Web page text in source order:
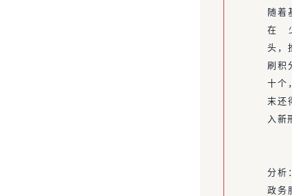
随着
在
头，
刷积
十个
末还
入新
分析
政务